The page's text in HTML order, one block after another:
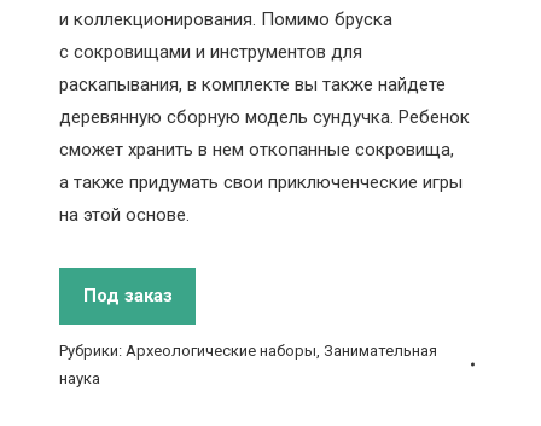
и коллекционирования. Помимо бруска
с сокровищами и инструментов для
раскапывания, в комплекте вы также найдете
деревянную сборную модель сундучка. Ребенок
сможет хранить в нем откопанные сокровища,
а также придумать свои приключенческие игры
на этой основе.
Под заказ
Рубрики:Археологические наборы, Занимательная
наука